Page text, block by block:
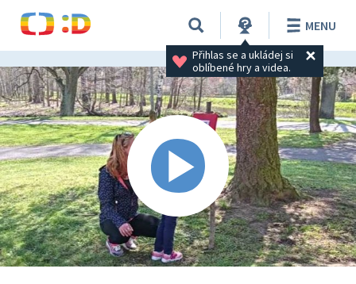
Přihlas se a ukládej si
oblíbené hry a videa.
MENU